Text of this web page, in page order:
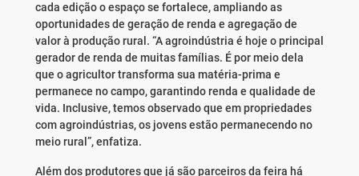
cada edição o espaço se fortalece, ampliando as
oportunidades de geração de renda e agregação de
valor à produção rural. “A agroindústria é hoje o principal
gerador de renda de muitas famílias. É por meio dela
que o agricultor transforma sua matéria-prima e
permanece no campo, garantindo renda e qualidade de
vida. Inclusive, temos observado que em propriedades
com agroindústrias, os jovens estão permanecendo no
meio rural”, enfatiza.
Além dos produtores que já são parceiros da feira há